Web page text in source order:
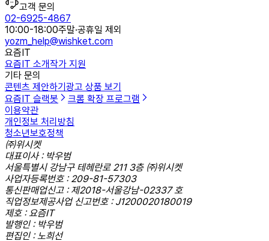
고객 문의
02-6925-4867
10:00-18:00주말·공휴일 제외
yozm_help@wishket.com
요즘IT
요즘IT 소개작가 지원
기타 문의
콘텐츠 제안하기광고 상품 보기
요즘IT 슬랙봇
크롬 확장 프로그램
이용약관
개인정보 처리방침
청소년보호정책
㈜위시켓
대표이사 : 박우범
서울특별시 강남구 테헤란로 211 3층 ㈜위시켓
사업자등록번호 : 209-81-57303
통신판매업신고 : 제2018-서울강남-02337 호
직업정보제공사업 신고번호 : J1200020180019
제호 : 요즘IT
발행인 : 박우범
편집인 : 노희선